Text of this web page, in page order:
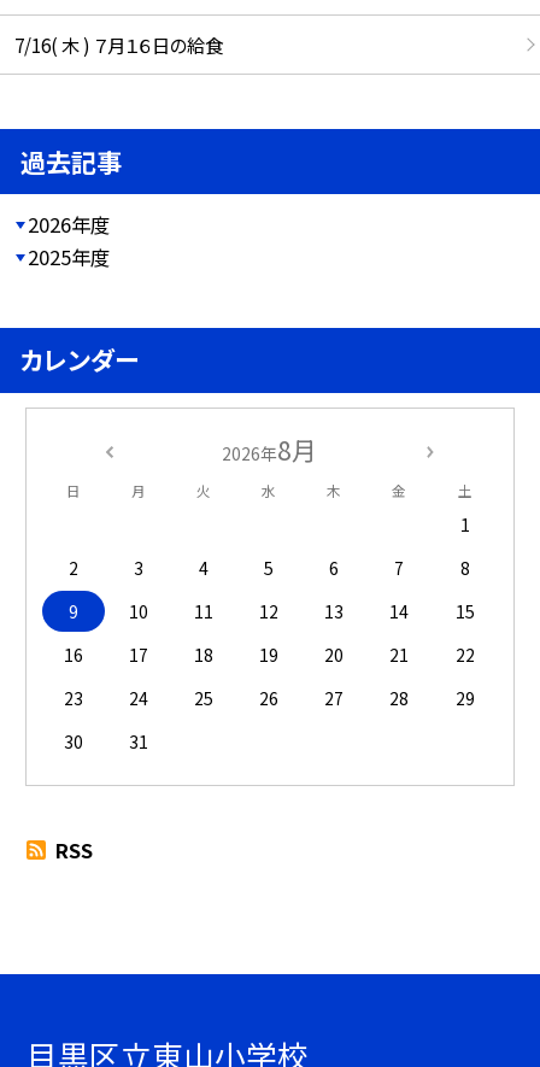
7/16( 木 ) ７月１６日の給食
過去記事
2026年度
2025年度
カレンダー
2026年8月
日 月 火 水 木 金 土
1
2
3 4 5 6 7
8
9
10 11 12 13 14
15
16
17 18 19 20 21
22
23
24 25 26 27 28
29
30
31
RSS
目黒区立東山小学校